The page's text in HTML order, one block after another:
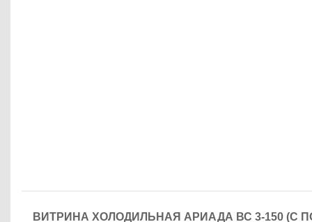
ВИТРИНА ХОЛОДИЛЬНАЯ АРИАДА ВС 3-150 (С